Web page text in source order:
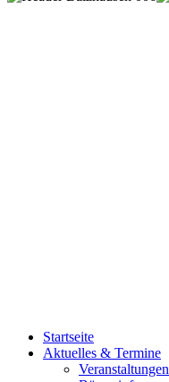
Startseite
Aktuelles & Termine
Veranstaltungen